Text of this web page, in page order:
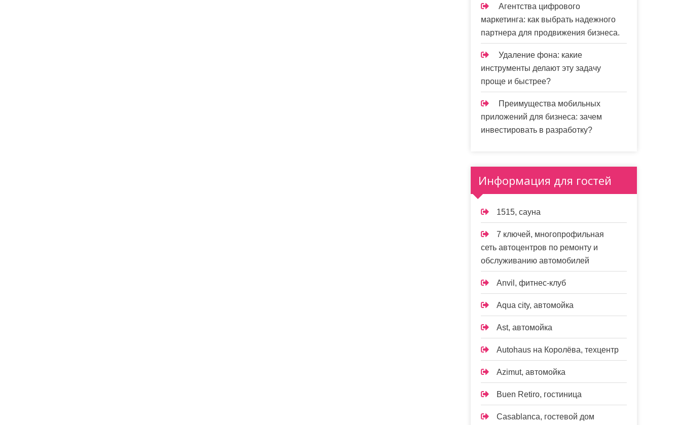
Агентства цифрового
маркетинга: как выбрать надежного
партнера для продвижения бизнеса.
Удаление фона: какие
инструменты делают эту задачу
проще и быстрее?
Преимущества мобильных
приложений для бизнеса: зачем
инвестировать в разработку?
Информация для гостей
1515, сауна
7 ключей, многопрофильная
сеть автоцентров по ремонту и
обслуживанию автомобилей
Anvil, фитнес-клуб
Aqua city, автомойка
Ast, автомойка
Autohaus на Королёва, техцентр
Azimut, автомойка
Buen Retiro, гостиница
Casablanca, гостевой дом